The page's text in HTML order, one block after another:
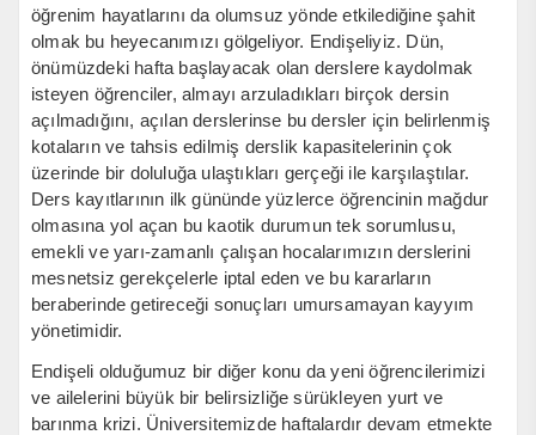
öğrenim hayatlarını da olumsuz yönde etkilediğine şahit
olmak bu heyecanımızı gölgeliyor. Endişeliyiz. Dün,
önümüzdeki hafta başlayacak olan derslere kaydolmak
isteyen öğrenciler, almayı arzuladıkları birçok dersin
açılmadığını, açılan derslerinse bu dersler için belirlenmiş
kotaların ve tahsis edilmiş derslik kapasitelerinin çok
üzerinde bir doluluğa ulaştıkları gerçeği ile karşılaştılar.
Ders kayıtlarının ilk gününde yüzlerce öğrencinin mağdur
olmasına yol açan bu kaotik durumun tek sorumlusu,
emekli ve yarı-zamanlı çalışan hocalarımızın derslerini
mesnetsiz gerekçelerle iptal eden ve bu kararların
beraberinde getireceği sonuçları umursamayan kayyım
yönetimidir.
Endişeli olduğumuz bir diğer konu da yeni öğrencilerimizi
ve ailelerini büyük bir belirsizliğe sürükleyen yurt ve
barınma krizi. Üniversitemizde haftalardır devam etmekte